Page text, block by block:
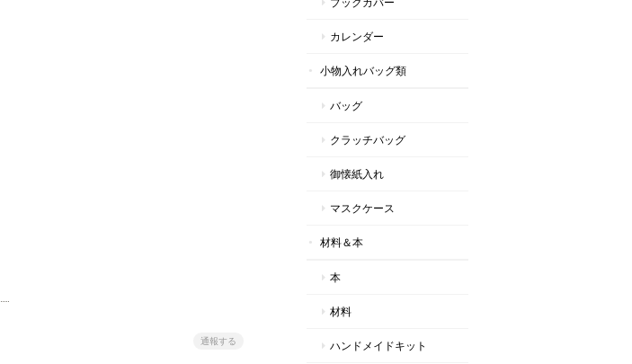
通報する
カレンダー
小物入れバッグ類
バッグ
クラッチバッグ
御懐紙入れ
マスクケース
材料＆本
本
材料
ハンドメイドキット